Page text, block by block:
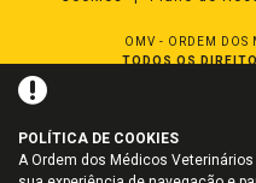
POLÍTICA DE COOKIES
A Ordem dos Médicos
OMV - ORDEM DOS
TODOS OS